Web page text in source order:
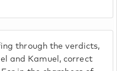
through the verdicts,
and Kamuel, correct